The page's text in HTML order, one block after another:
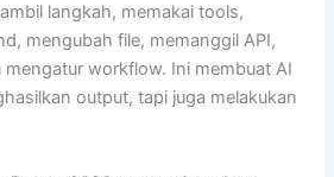
langkah, memakai tools,
mengubah file, memanggil API,
mengatur workflow. Ini membuat AI
output, tapi juga melakukan